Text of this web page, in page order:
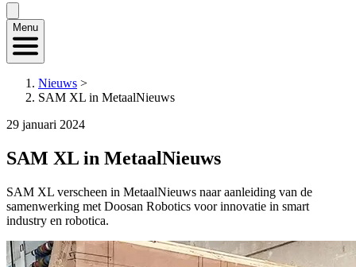
Menu
Nieuws >
SAM XL in MetaalNieuws
29 januari 2024
SAM XL in MetaalNieuws
SAM XL verscheen in MetaalNieuws naar aanleiding van de
samenwerking met Doosan Robotics voor innovatie in smart
industry en robotica.